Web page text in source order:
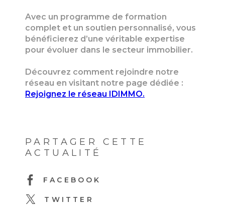
Avec un programme de formation
complet et un soutien personnalisé, vous
bénéficierez d’une véritable expertise
pour évoluer dans le secteur immobilier.
Découvrez comment rejoindre notre
réseau en visitant notre page dédiée :
Rejoignez le réseau IDIMMO.
PARTAGER CETTE
ACTUALITÉ
FACEBOOK
TWITTER